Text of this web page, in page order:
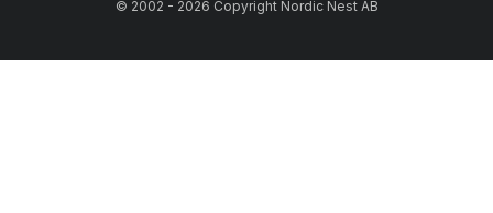
© 2002 - 2026 Copyright Nordic Nest AB